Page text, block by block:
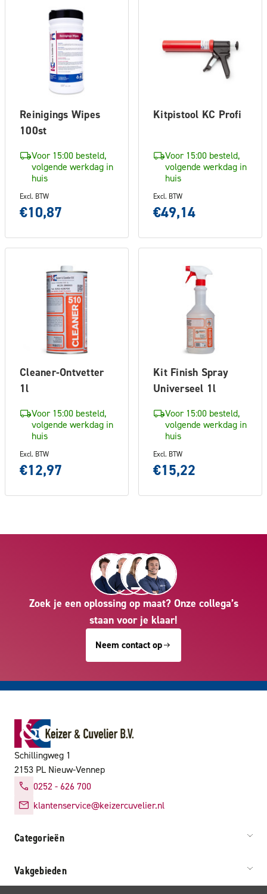
Reinigings Wipes
100st
Voor 15:00 besteld,
volgende werkdag in
huis
Excl. BTW
€10,87
Kitpistool KC Profi
Voor 15:00 besteld,
volgende werkdag in
huis
Excl. BTW
€49,14
Cleaner-Ontvetter
1l
Voor 15:00 besteld,
volgende werkdag in
huis
Excl. BTW
€12,97
Kit Finish Spray
Universeel 1l
Voor 15:00 besteld,
volgende werkdag in
huis
Excl. BTW
€15,22
Zoek je een oplossing op maat? Onze collega’s
staan voor je klaar!
Neem contact op
Schillingweg 1
2153 PL Nieuw-Vennep
0252 - 626 700
klantenservice@keizercuvelier.nl
Categorieën
Vakgebieden